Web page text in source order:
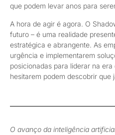
que podem levar anos para
A hora de agir é agora. O
futuro – é uma realidade
estratégica e abrangente. As
urgência e implementarem
posicionadas para liderar na
hesitarem podem descobrir que
O avanço da inteligência